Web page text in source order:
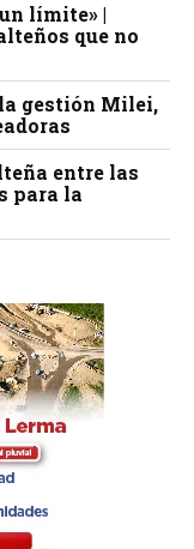
límite» |
que no
gestión Milei,
entre las
para la